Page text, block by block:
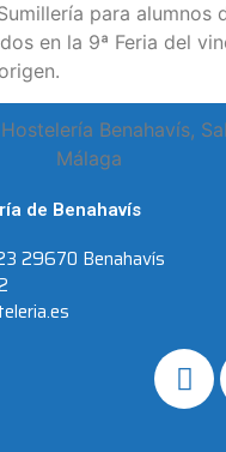
para alumnos
en la 9ª Feria del
de Benahavís
29670 Benahavís